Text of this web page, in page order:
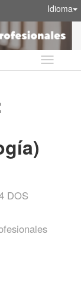
Idioma
Idioma
DOS